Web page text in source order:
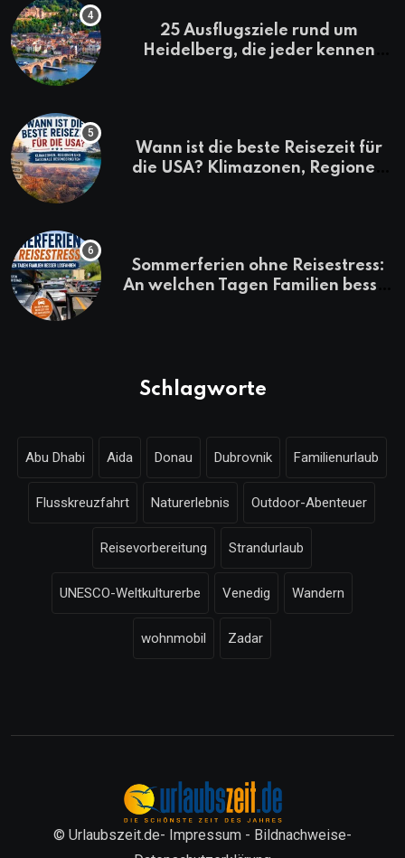
25 Ausflugsziele rund um
Heidelberg, die jeder kennen
Wann ist die beste Reisezeit für
die USA? Klimazonen, Regionen
Sommerferien ohne Reisestress:
An welchen Tagen Familien besser
Schlagworte
Abu Dhabi Aida Donau Dubrovnik Familienurlaub
Flusskreuzfahrt Naturerlebnis Outdoor-Abenteuer
Reisevorbereitung Strandurlaub
UNESCO-Weltkulturerbe Venedig Wandern
wohnmobil Zadar
© Urlaubszeit.de- Impressum - Bildnachweise-